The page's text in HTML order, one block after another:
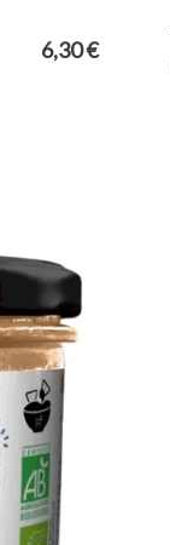
6,30 €